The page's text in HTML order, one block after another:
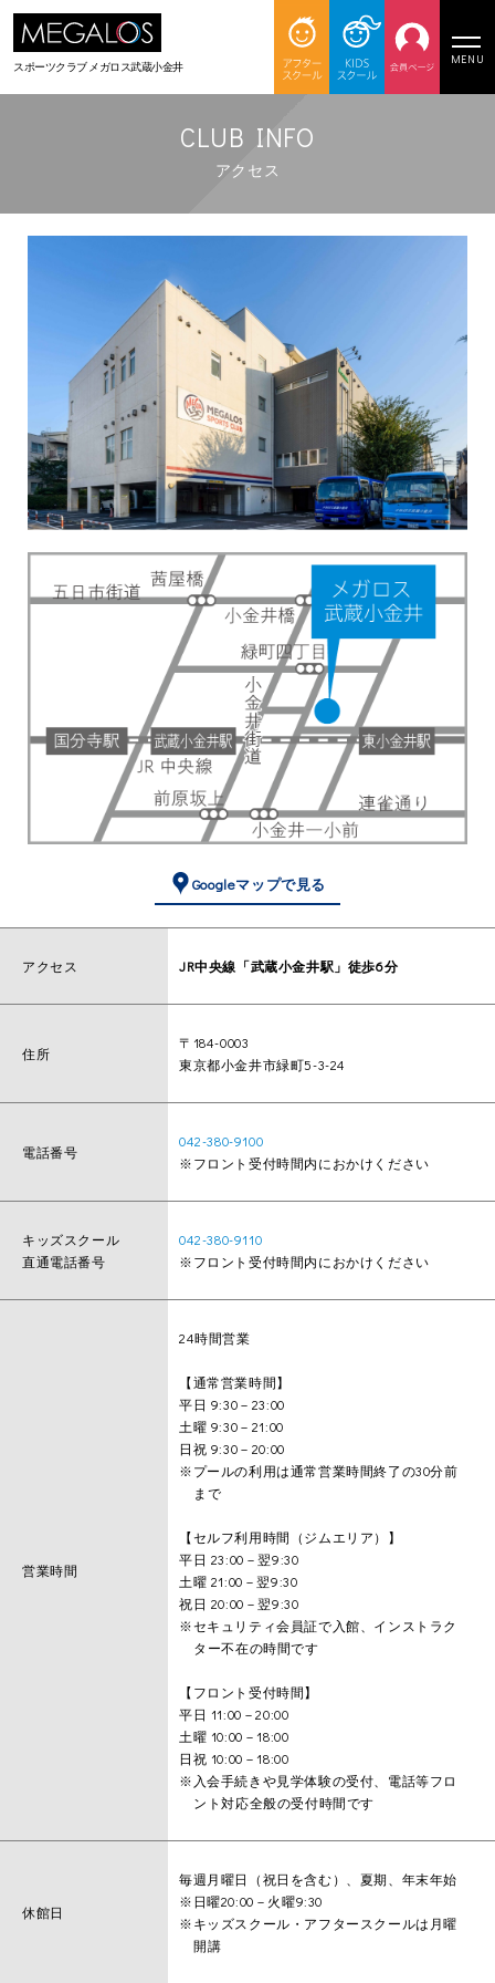
スポーツクラブメガロス武蔵小金井
MENU
CLUB INFO
アクセス
Googleマップで見る
アクセス JR中央線「武蔵小金井駅」徒歩6分
住所
〒184-0003
東京都小金井市緑町5-3-24
電話番号
042-380-9100
※フロント受付時間内におかけください
キッズスクール
直通電話番号
042-380-9110
※フロント受付時間内におかけください
営業時間
24時間営業
【通常営業時間】
平日 9:30－23:00
土曜 9:30－21:00
日祝 9:30－20:00
※プールの利用は通常営業時間終了の30分前
まで
【セルフ利用時間（ジムエリア）】
平日 23:00－翌9:30
土曜 21:00－翌9:30
祝日 20:00－翌9:30
※セキュリティ会員証で入館、インストラク
ター不在の時間です
【フロント受付時間】
平日 11:00－20:00
土曜 10:00－18:00
日祝 10:00－18:00
※入会手続きや見学体験の受付、電話等フロ
ント対応全般の受付時間です
休館日
毎週月曜日（祝日を含む）、夏期、年末年始
※日曜20:00－火曜9:30
※キッズスクール・アフタースクールは月曜
開講